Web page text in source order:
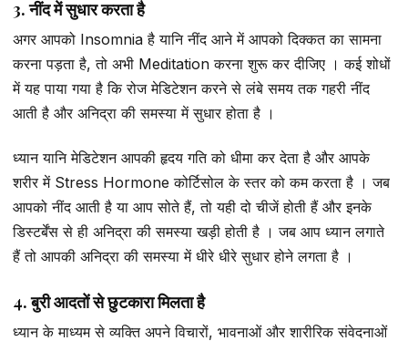
3. नींद में सुधार करता है
अगर आपको Insomnia है यानि नींद आने में आपको दिक्कत का सामना
करना पड़ता है, तो अभी Meditation करना शुरू कर दीजिए । कई शोधों
में यह पाया गया है कि रोज मेडिटेशन करने से लंबे समय तक गहरी नींद
आती है और अनिद्रा की समस्या में सुधार होता है ।
ध्यान यानि मेडिटेशन आपकी हृदय गति को धीमा कर देता है और आपके
शरीर में Stress Hormone कोर्टिसोल के स्तर को कम करता है । जब
आपको नींद आती है या आप सोते हैं, तो यही दो चीजें होती हैं और इनके
डिस्टर्बेंस से ही अनिद्रा की समस्या खड़ी होती है । जब आप ध्यान लगाते
हैं तो आपकी अनिद्रा की समस्या में धीरे धीरे सुधार होने लगता है ।
4. बुरी आदतों से छुटकारा मिलता है
ध्यान के माध्यम से व्यक्ति अपने विचारों, भावनाओं और शारीरिक संवेदनाओं